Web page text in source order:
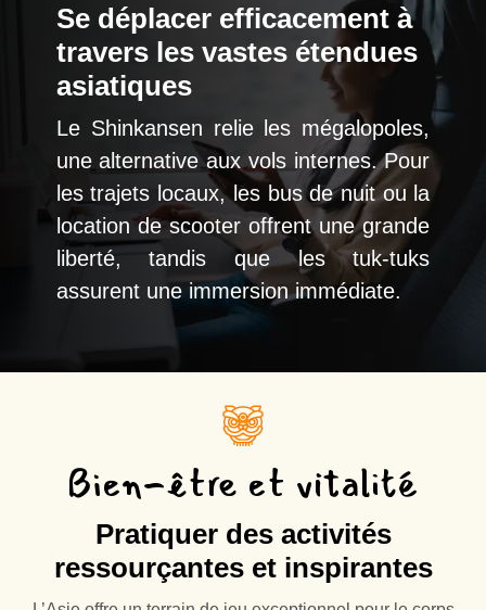
Se déplacer efficacement à
travers les vastes étendues
asiatiques
Le Shinkansen relie les mégalopoles,
une alternative aux vols internes. Pour
les trajets locaux, les bus de nuit ou la
location de scooter offrent une grande
liberté, tandis que les tuk-tuks
assurent une immersion immédiate.
Bien-être et vitalité
Pratiquer des activités
ressourçantes et inspirantes